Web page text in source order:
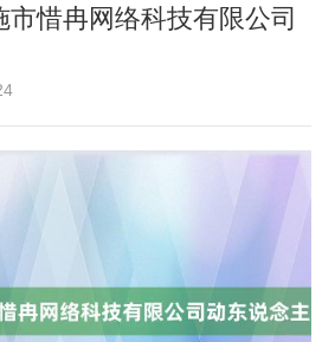
惜冉网络科技有限公司